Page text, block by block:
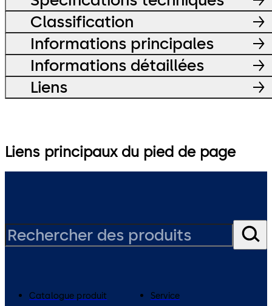
Classification
Informations principales
Informations détaillées
Liens
Liens principaux du pied de page
Catalogue produit
Service